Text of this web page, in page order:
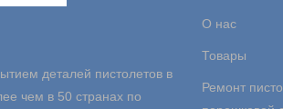
деталей пистолетов в
чем в 50 странах по
О нас
Товары
Ремонт